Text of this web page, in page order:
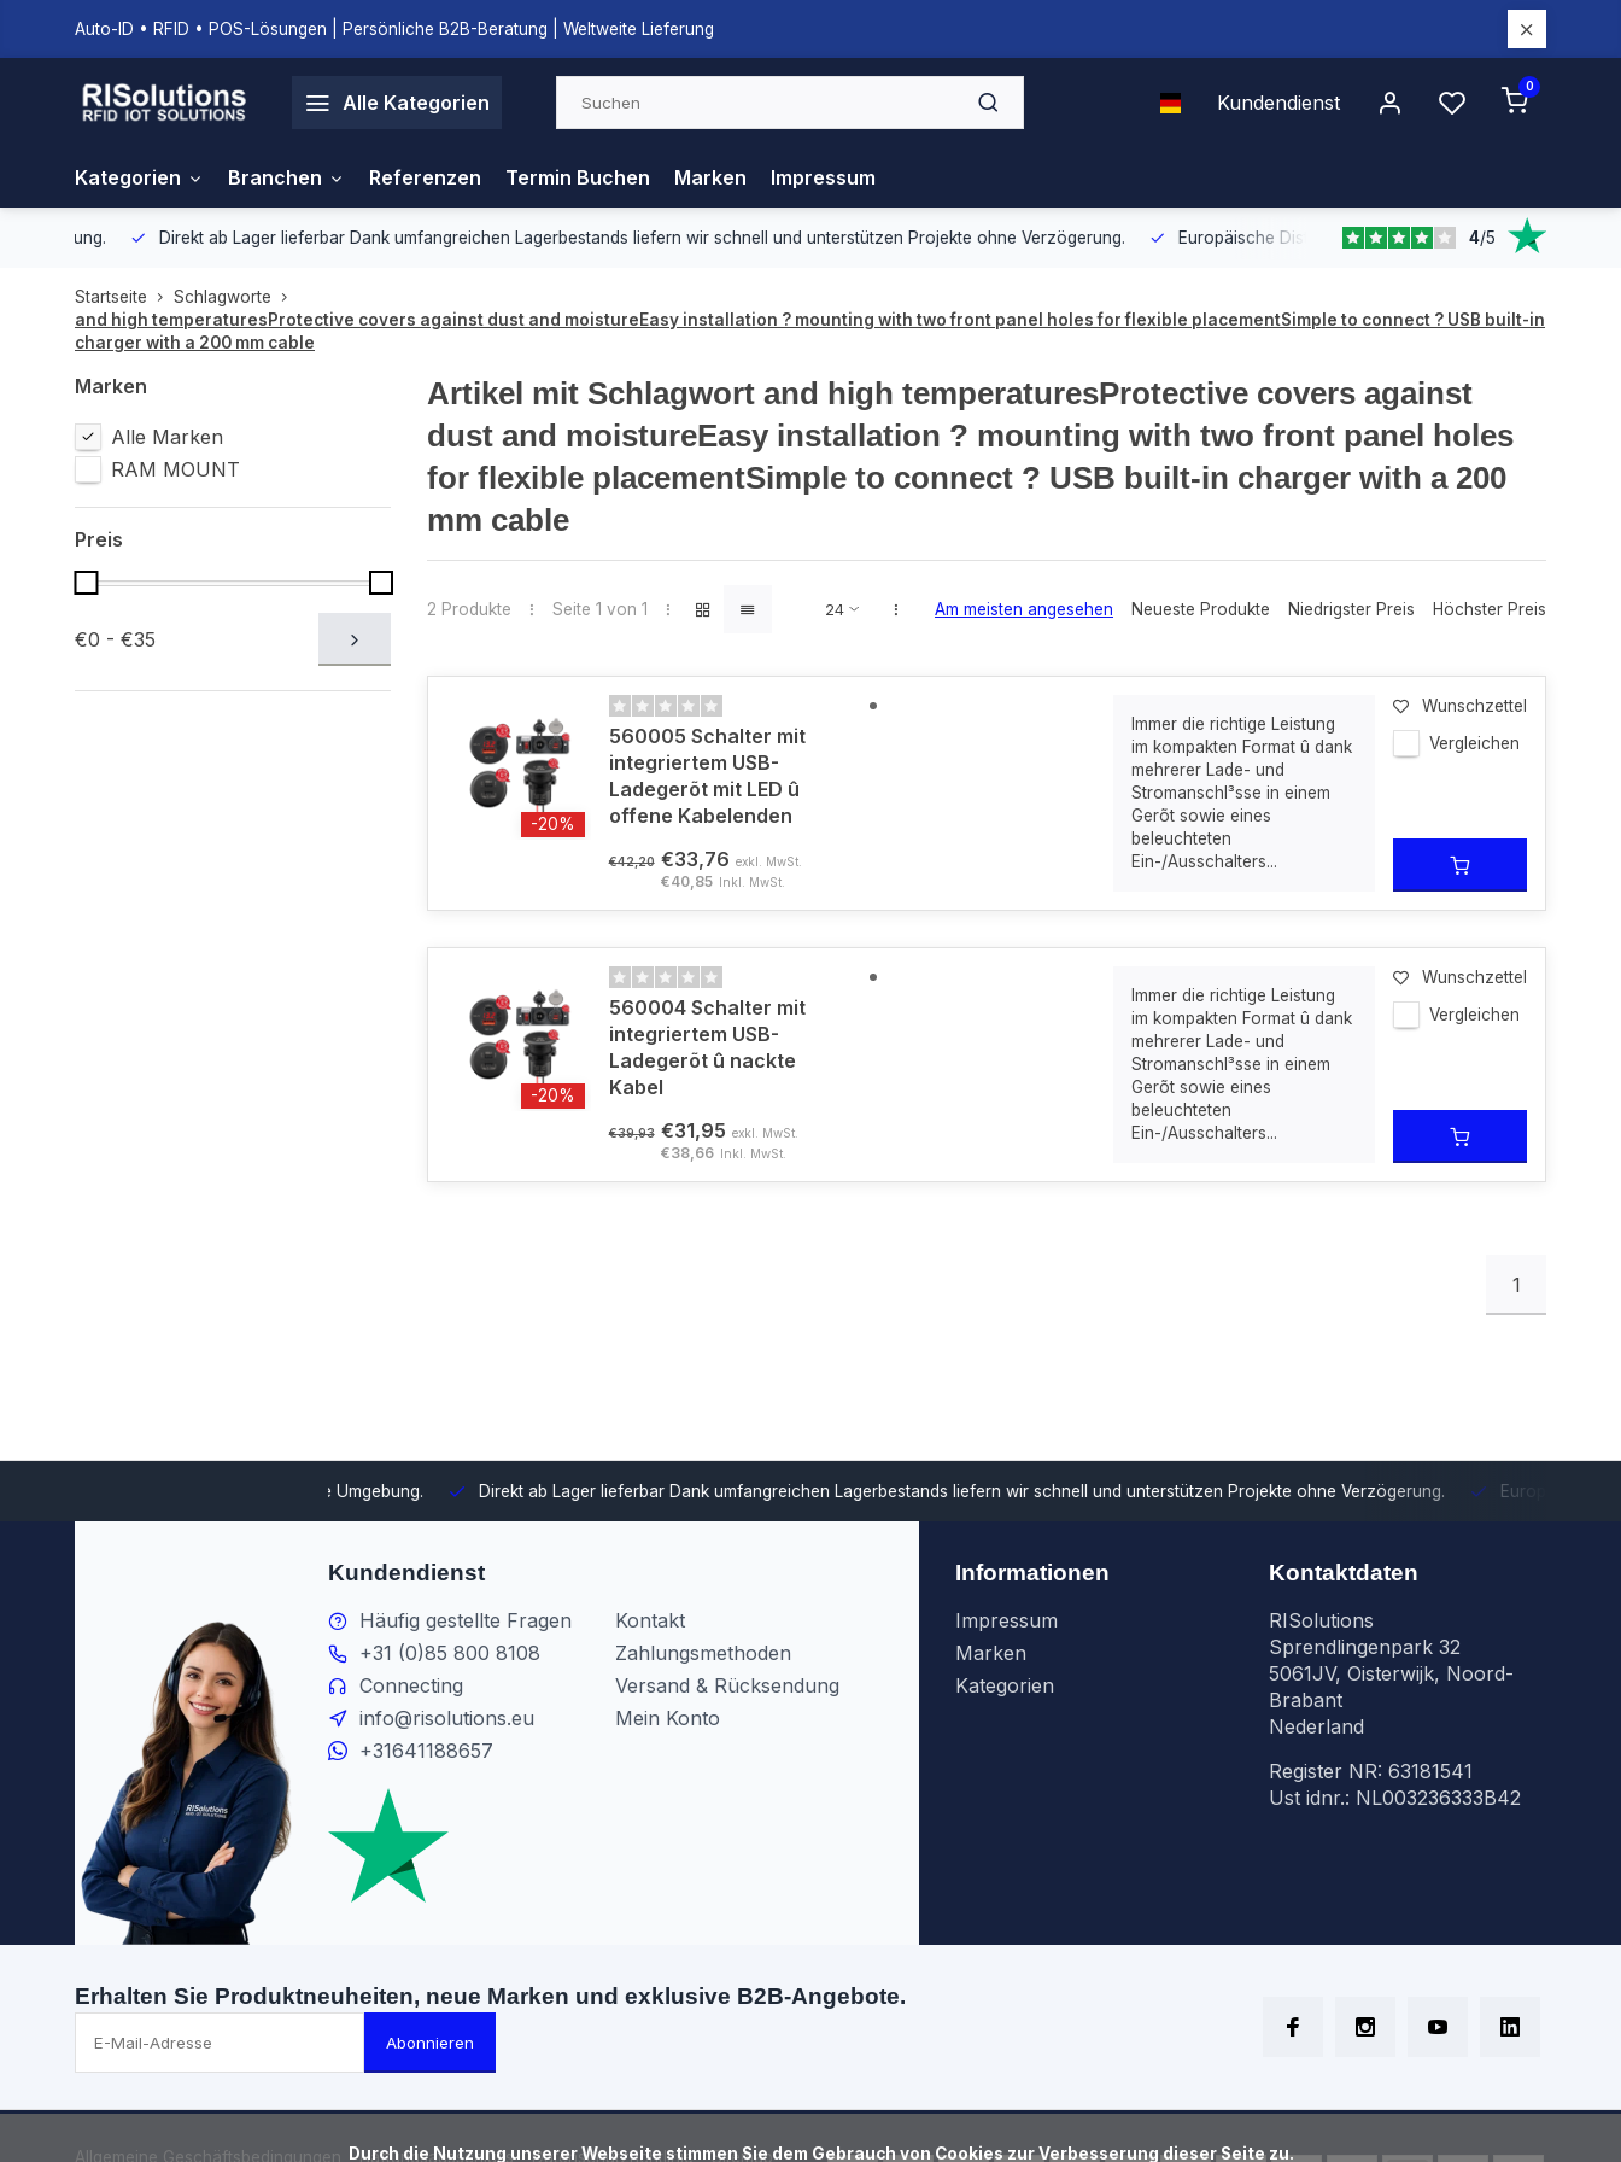
Auto-ID • RFID • POS-Lösungen | Persönliche B2B-Beratung | Weltweite Lieferung
Alle Kategorien Kundendienst
0
Kategorien Branchen Referenzen Termin Buchen Marken Impressum
Direkt ab Lager lieferbarDank umfangreichen Lagerbestands liefern wir schnell und unterstützen Projekte ohne Verzögerung. Europäische Distribution Mit unserer europaweiten Abdeckung
4/5
Startseite
Schlagworte
and high temperaturesProtective covers against dust and moistureEasy installation ? mounting with two front panel holes for flexible placementSimple to connect ? USB built-in
charger with a 200 mm cable
Marken
Alle Marken
RAM MOUNT
Preis
€0 - €35
Artikel mit Schlagwort and high temperaturesProtective covers against
dust and moistureEasy installation ? mounting with two front panel holes
for flexible placementSimple to connect ? USB built-in charger with a 200
mm cable
2 Produkte Seite 1 von 1 Am meisten angesehen Neueste Produkte Niedrigster Preis Höchster Preis
-20%
560005 Schalter mit
integriertem USB-
Ladegerõt mit LED û
offene Kabelenden
€42,20 €33,76 exkl. MwSt.
€40,85 Inkl. MwSt.
Immer die richtige Leistung
im kompakten Format û dank
mehrerer Lade- und
Stromanschl³sse in einem
Gerõt sowie eines
beleuchteten
Ein-/Ausschalters...
Wunschzettel
Vergleichen
-20%
560004 Schalter mit
integriertem USB-
Ladegerõt û nackte
Kabel
€39,93 €31,95 exkl. MwSt.
€38,66 Inkl. MwSt.
Immer die richtige Leistung
im kompakten Format û dank
mehrerer Lade- und
Stromanschl³sse in einem
Gerõt sowie eines
beleuchteten
Ein-/Ausschalters...
Wunschzettel
Vergleichen
1
Direkt ab Lager lieferbar Dank umfangreichen Lagerbestands liefern wir schnell und unterstützen Projekte ohne Verzögerung. Europäische Distribution
Kundendienst
Häufig gestellte Fragen
+31 (0)85 800 8108
Connecting
info@risolutions.eu
+31641188657
Kontakt
Zahlungsmethoden
Versand & Rücksendung
Mein Konto
Informationen
Impressum
Marken
Kategorien
Kontaktdaten
RISolutions
Sprendlingenpark 32
5061JV, Oisterwijk, Noord-
Brabant
Nederland
Register NR: 63181541
Ust idnr.: NL003236333B42
Erhalten Sie Produktneuheiten, neue Marken und exklusive B2B-Angebote.
Abonnieren
Allgemeine Geschäftsbedingungen Haftungsausschluss Datenschutzrichtlinie Sitemap
      Durch die Nutzung unserer Webseite stimmen Sie dem Gebrauch von Cookies zur Verbesserung dieser Seite zu.